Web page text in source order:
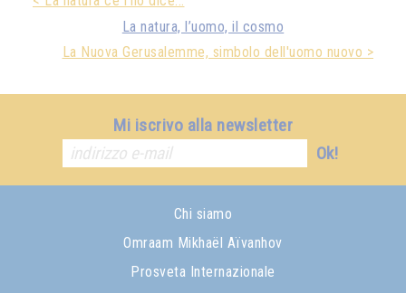
La natura, l’uomo, il cosmo
La Nuova Gerusalemme, simbolo dell'uomo nuovo >
Mi iscrivo alla newsletter
Ok!
Chi siamo
Omraam Mikhaël Aïvanhov
Prosveta Internazionale